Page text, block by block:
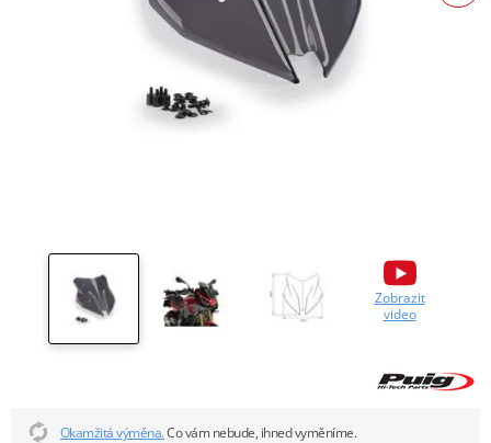
Zobrazit
video
Okamžitá výměna.Co vám nebude, ihned vyměníme.